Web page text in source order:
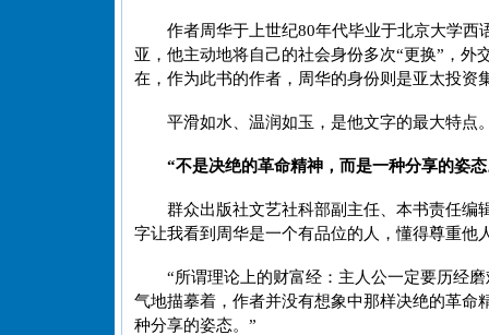
作者周华于上世纪80年代毕业于北京大学
亚，他主动地将自己的社会身份多次“更换”，
在，作为此书的作者，周华的身份则是亚太投
平滑如水、温润如玉，是他文字的最大特点
“不是决绝的革命精神，而是一种分享的姿
群众出版社文艺社科部副主任、本书责任编
字让我看到周华是一个有品位的人，懂得尊重他
“所谓理论上的财富经：主人公一定要历经
气地描摹着，作者并没有想象中那样决绝的革
种分享的姿态。”